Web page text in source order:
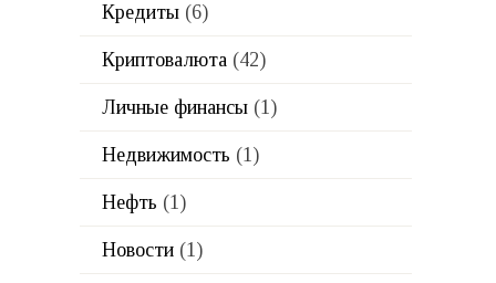
Кредиты(6)
Криптовалюта(42)
Личные финансы(1)
Недвижимость (1)
Нефть (1)
Новости(1)